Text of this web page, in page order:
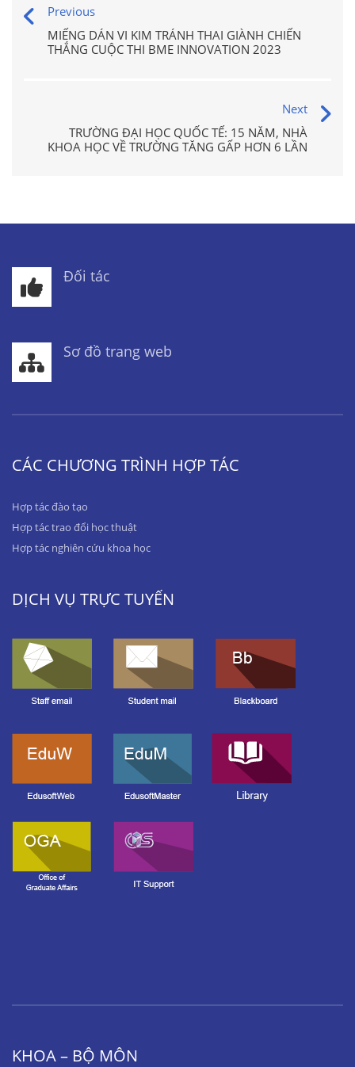
Previous
MIẾNG DÁN VI KIM TRÁNH THAI GIÀNH CHIẾN
THẮNG CUỘC THI BME INNOVATION 2023
Next
TRƯỜNG ĐẠI HỌC QUỐC TẾ: 15 NĂM, NHÀ
KHOA HỌC VỀ TRƯỜNG TĂNG GẤP HƠN 6 LẦN
Đối tác
Sơ đồ trang web
CÁC CHƯƠNG TRÌNH HỢP TÁC
Hợp tác đào tạo
Hợp tác trao đổi học thuật
Hợp tác nghiên cứu khoa học
DỊCH VỤ TRỰC TUYẾN
KHOA – BỘ MÔN